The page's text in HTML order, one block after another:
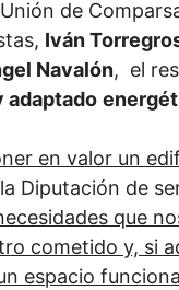
de
Iván
Navalón, el
adaptado
en valor un
Diputación de
que
cometido y, si
espacio